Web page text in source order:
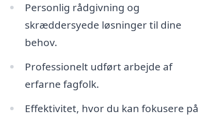
Personlig rådgivning og
skræddersyede løsninger til dine
behov.
Professionelt udført arbejde af
erfarne fagfolk.
Effektivitet, hvor du kan fokusere på